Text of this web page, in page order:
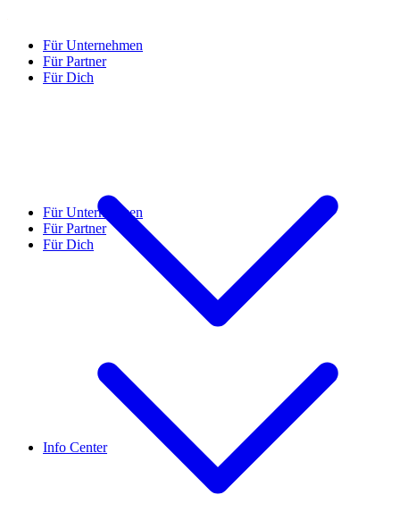
Für Unternehmen
Für Partner
Für Dich
Info Center
Für Unternehmen
Für Partner
Für Dich